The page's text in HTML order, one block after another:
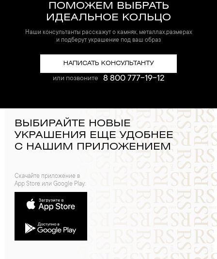
ПОМОЖЕМ ВЫБРАТЬ
ИДЕАЛЬНОЕ КОЛЬЦО
Наши консультанты расскажут о камнях, металлах,размерах
и подберут украшение под ваш образ
НАПИСАТЬ КОНСУЛЬТАНТУ
или позвоните 8 800 777-19-12
ВЫБИРАЙТЕ НОВЫЕ
УКРАШЕНИЯ ЕЩЕ УДОБНЕЕ
С НАШИМ ПРИЛОЖЕНИЕМ
Скачайте приложение в
App Store или Google Play: